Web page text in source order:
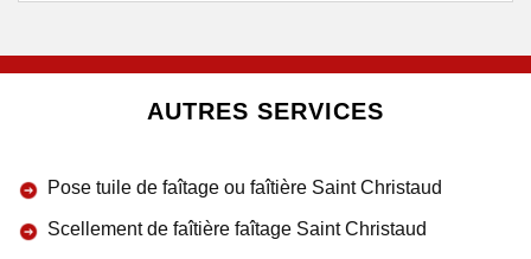
AUTRES SERVICES
Pose tuile de faîtage ou faîtière Saint Christaud
Scellement de faîtière faîtage Saint Christaud